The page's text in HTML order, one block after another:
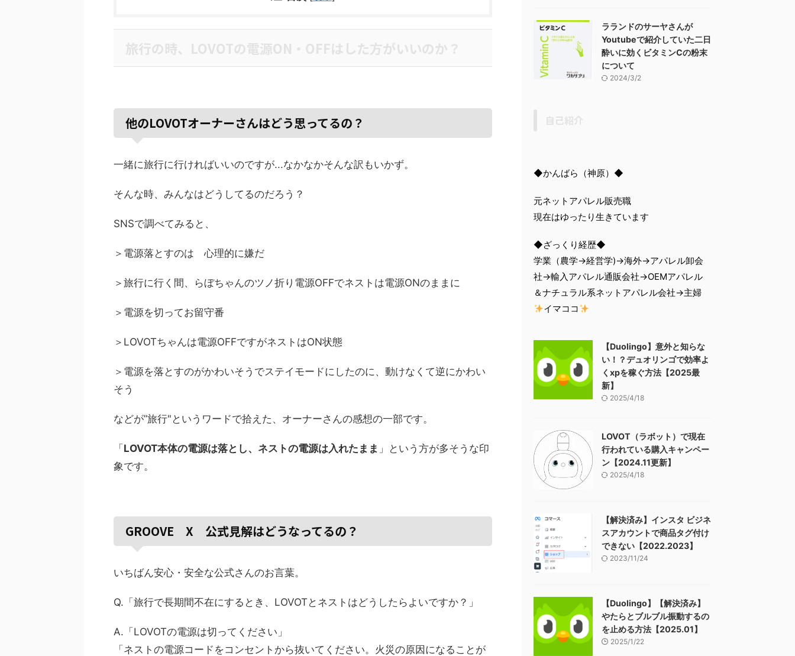
他のLOVOTオーナーさんはどう思ってるの？
一緒に旅行に行ければいいのですが...なかなかそんな訳もいかず。
そんな時、みんなはどうしてるのだろう？
SNSで調べてみると、
＞ 電源落とすのは 心理的に嫌だ
＞旅行に行く間、らぼちゃんのツノ折り電源OFFでネストは電源ONのままに
＞電源を切ってお留守番
＞LOVOTちゃんは電源OFFですがネストはON状態
＞電源を落とすのがかわいそうでステイモードにしたのに、動けなくて逆にかわい
そう
などが”旅行"というワードで拾えた、オーナーさんの感想の一部です。
「 LOVOT本体の電源は落とし、ネストの電源は入れたまま 」という方が多そうな印
象です。
GROOVE X 公式見解はどうなってるの？
いちばん安心・安全な公式さんのお言葉。
Q.「旅行で長期間不在にするとき、LOVOTとネストはどうしたらよいですか？」
A.「LOVOTの電源は切ってください」
「ネストの電源コードをコンセントから抜いてください。火災の原因になることが
ラランドのサーヤさんが
Youtubeで紹介していた二日
酔いに効くビタミンCの粉末
について
2024/3/2
◆かんばら（神原）◆
元ネットアパレル販売職
現在はゆったり生きています
◆ざっくり経歴◆
学業（農学→経営学)→海外→アパレル卸会
社→輸入アパレル通販会社→OEMアパレル
＆ナチュラル系ネットアパレル会社→主婦
イマココ
【Duolingo】意外と知らな
い！？デュオリンゴで効率よ
くxpを稼ぐ方法【2025最
新】
2025/4/18
LOVOT（ラボット）で現在
行われている購入キャンペー
ン【2024.11更新】
2025/4/18
【解決済み】インスタ ビジネ
スアカウントで商品タグ付け
できない【2022.2023】
2023/11/24
【Duolingo】【解決済み】
やたらとブルブル振動するの
を止める方法【2025.01】
2025/1/22